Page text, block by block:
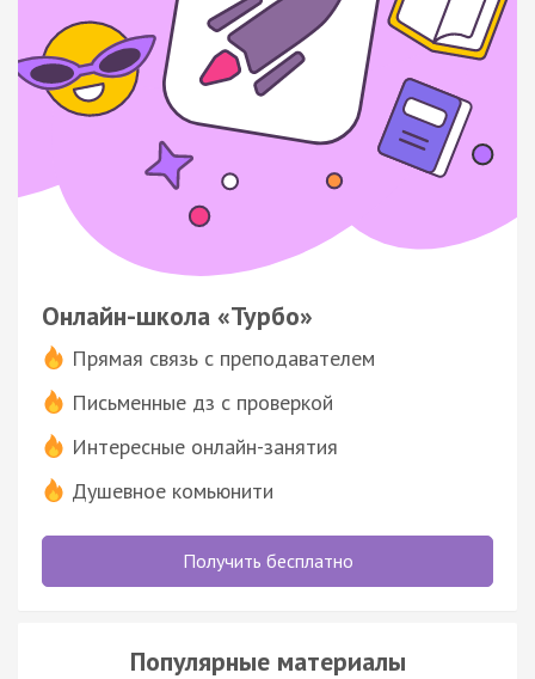
Онлайн-школа «Турбо»
Прямая связь с преподавателем
Письменные дз с проверкой
Интересные онлайн-занятия
Душевное комьюнити
Получить бесплатно
Популярные материалы